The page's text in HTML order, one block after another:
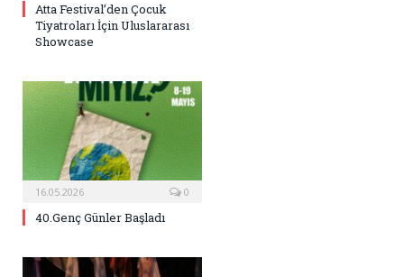
Atta Festival’den Çocuk
Tiyatroları İçin Uluslararası
Showcase
16.05.2026 0
40.Genç Günler Başladı